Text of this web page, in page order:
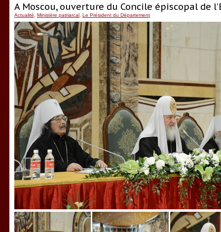
A Moscou, ouverture du Concile épiscopal de
Actualité Ministère patriarcal Le Président du Département